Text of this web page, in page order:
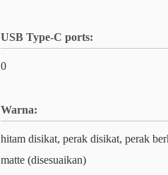
USB Type-C ports:
0
Warna:
hitam disikat, perak disikat, perak
matte (disesuaikan)